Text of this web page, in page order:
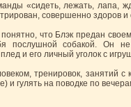
«сидеть, лежать, лапа,
совершенно здоров
что Блэк предан
послушной собакой. Он
и его личный уголок с
тренировок, занятий
и гулять на поводке по